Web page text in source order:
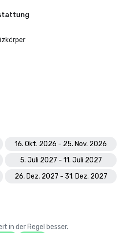
16. Okt. 2026 - 25. Nov. 2026
5. Juli 2027 - 11. Juli 2027
26. Dez. 2027 - 31. Dez. 2027
in der Regel besser.